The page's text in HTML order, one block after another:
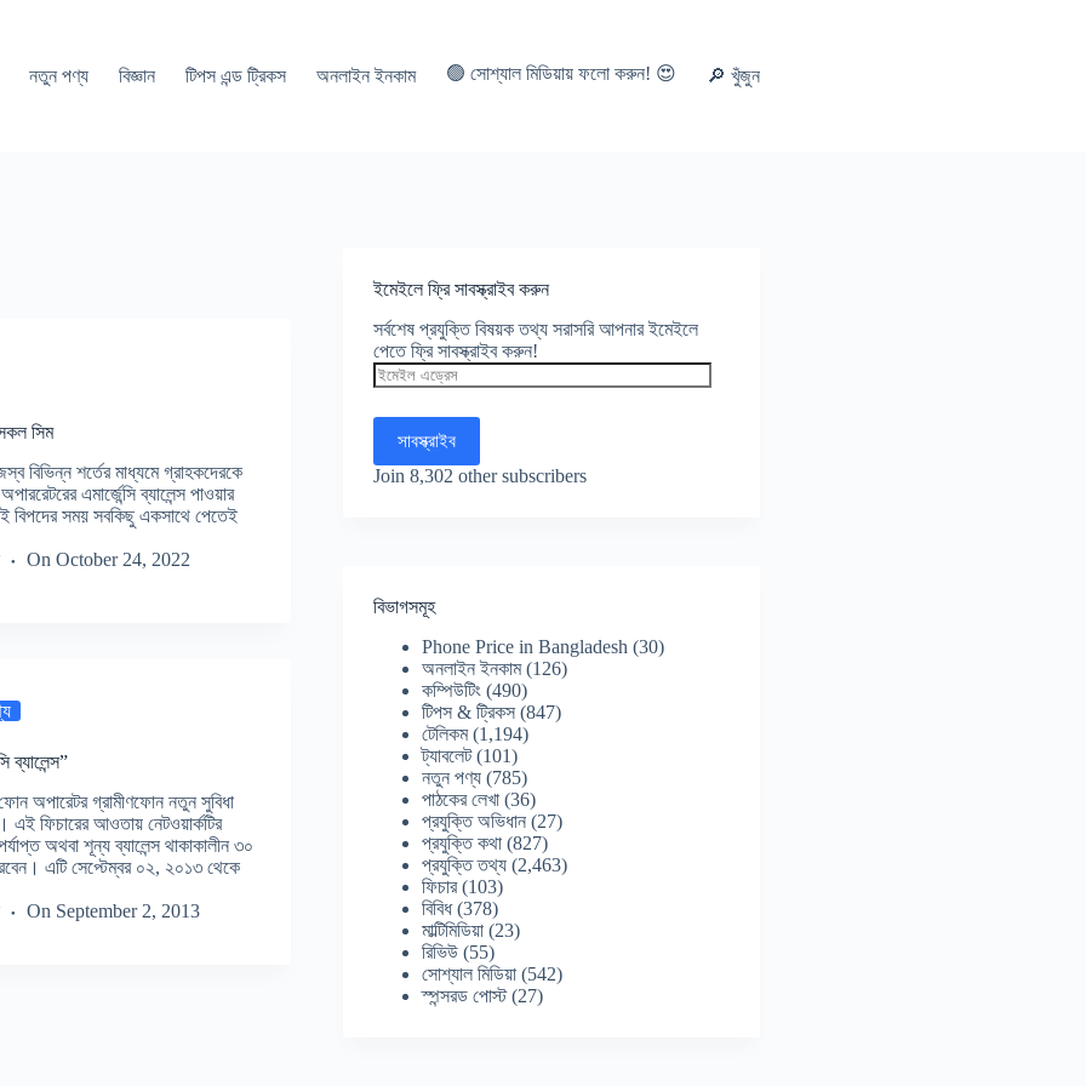
নতুন পণ্য বিজ্ঞান টিপস এন্ড ট্রিকস অনলাইন ইনকাম 🟢 সোশ্যাল মিডিয়ায় ফলো করুন! 😍 🔎 খুঁজুন
সকল সিম
বিভিন্ন শর্তের মাধ্যমে গ্রাহকদেরকে
এমার্জেন্সি ব্যালেন্স পাওয়ার
সময় সবকিছু একসাথে পেতেই
On October 24, 2022
ব্যালেন্স”
অপারেটর গ্রামীণফোন নতুন সুবিধা
এই ফিচারের আওতায় নেটওয়ার্কটির
অথবা শূন্য ব্যালেন্স থাকাকালীন ৩০
এটি সেপ্টেম্বর ০২, ২০১৩ থেকে
On September 2, 2013
ইমেইলে ফ্রি সাবস্ক্রাইব করুন
সর্বশেষ প্রযুক্তি বিষয়ক তথ্য সরাসরি আপনার ইমেইলে
পেতে ফ্রি সাবস্ক্রাইব করুন!
ইমেইল
এড্রেস
সাবস্ক্রাইব
Join 8,302 other subscribers
বিভাগসমূহ
Phone Price in Bangladesh (30)
অনলাইন ইনকাম(126)
কম্পিউটিং (490)
টিপস & ট্রিকস (847)
টেলিকম(1,194)
ট্যাবলেট(101)
নতুন পণ্য (785)
পাঠকের লেখা (36)
প্রযুক্তি অভিধান (27)
প্রযুক্তি কথা (827)
প্রযুক্তি তথ্য (2,463)
ফিচার(103)
বিবিধ(378)
মাল্টিমিডিয়া (23)
রিভিউ (55)
সোশ্যাল মিডিয়া (542)
স্পন্সরড পোস্ট(27)